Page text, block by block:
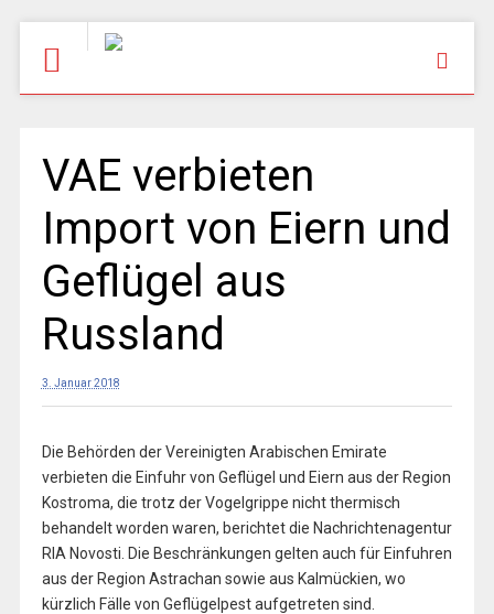
VAE verbieten
Import von Eiern und
Geflügel aus
Russland
3. Januar 2018
Die Behörden der Vereinigten Arabischen Emirate
verbieten die Einfuhr von Geflügel und Eiern aus der Region
Kostroma, die trotz der Vogelgrippe nicht thermisch
behandelt worden waren, berichtet die Nachrichtenagentur
RIA Novosti. Die Beschränkungen gelten auch für Einfuhren
aus der Region Astrachan sowie aus Kalmückien, wo
kürzlich Fälle von Geflügelpest aufgetreten sind.